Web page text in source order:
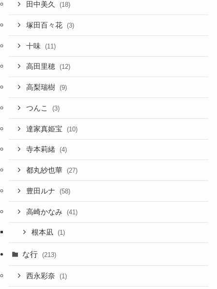
田中美久 (18)
塚田百々花 (3)
十味 (11)
高田里穂 (12)
高梨瑞樹 (9)
つんこ (3)
達家真姫宝 (10)
寺本莉緒 (4)
都丸紗也華 (27)
豊田ルナ (58)
高崎かなみ (41)
根本凪 (1)
な行 (213)
西永彩奈 (1)